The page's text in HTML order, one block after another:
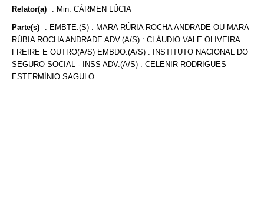
Relator(a) : Min. CÁRMEN LÚCIA
Parte(s) : EMBTE.(S) : MARA RÚRIA ROCHA ANDRADE OU MARA
RÚBIA ROCHA ANDRADE ADV.(A/S) : CLÁUDIO VALE OLIVEIRA
FREIRE E OUTRO(A/S) EMBDO.(A/S) : INSTITUTO NACIONAL DO
SEGURO SOCIAL - INSS ADV.(A/S) : CELENIR RODRIGUES
ESTERMÍNIO SAGULO